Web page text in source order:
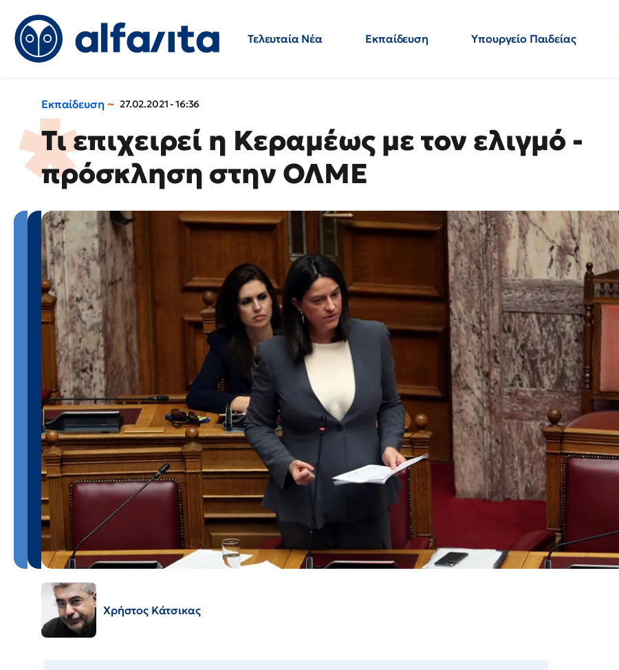
Τελευταία Νέα Εκπαίδευση Υπουργείο Παιδείας
Εκπαίδευση 27.02.2021 - 16:36
Τι επιχειρεί η Κεραμέως με τον ελιγμό -
πρόσκληση στην ΟΛΜΕ
Χρήστος Κάτσικας